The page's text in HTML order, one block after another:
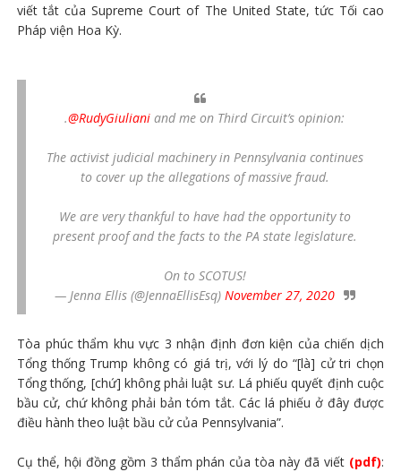
viết tắt của Supreme Court of The United State, tức Tối cao
Pháp viện Hoa Kỳ.
.@RudyGiuliani and me on Third Circuit’s opinion:
The activist judicial machinery in Pennsylvania continues
to cover up the allegations of massive fraud.
We are very thankful to have had the opportunity to
present proof and the facts to the PA state legislature.
On to SCOTUS!
— Jenna Ellis (@JennaEllisEsq) November 27, 2020
Tòa phúc thẩm khu vực 3 nhận định đơn kiện của chiến dịch
Tổng thống Trump không có giá trị, với lý do “[là] cử tri chọn
Tổng thống, [chứ] không phải luật sư. Lá phiếu quyết định cuộc
bầu cử, chứ không phải bản tóm tắt. Các lá phiếu ở đây được
điều hành theo luật bầu cử của Pennsylvania”.
Cụ thể, hội đồng gồm 3 thẩm phán của tòa này đã viết (pdf):